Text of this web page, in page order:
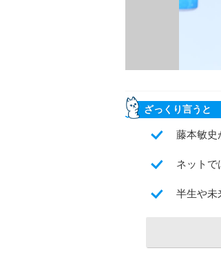
ざっくり言うと
藤本敏史
ネットで
半生や未